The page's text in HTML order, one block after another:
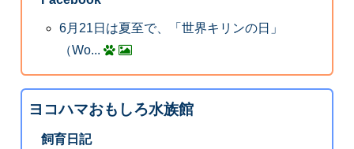
6月21日は夏至で、「世界キリンの日」
（Wo...
ヨコハマおもしろ水族館
飼育日記